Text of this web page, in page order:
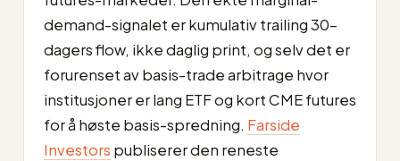
demand-signalet er kumulativ trailing 30-
dagers flow, ikke daglig print, og selv det er
forurenset av basis-trade arbitrage hvor
institusjoner er lang ETF og kort CME futures
for å høste basis-spredning. Farside
Investors publiserer den reneste